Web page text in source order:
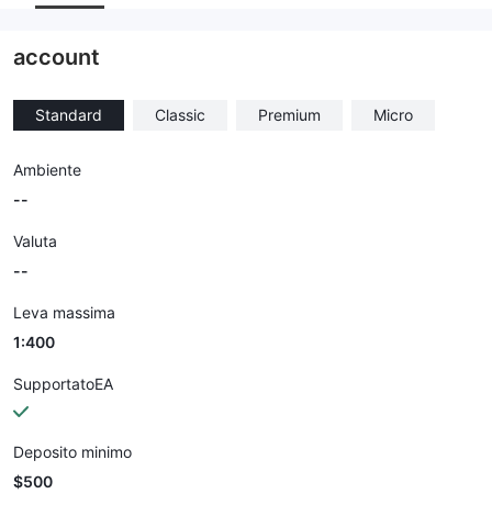
account
Standard Classic Premium Micro
Ambiente
--
Valuta
--
Leva massima
1:400
SupportatoEA
Deposito minimo
$500